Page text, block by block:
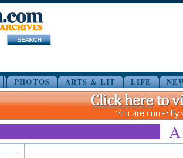
PHOTOS ARTS & LIT LIFE